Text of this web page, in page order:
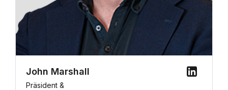
John Marshall
Präsident &